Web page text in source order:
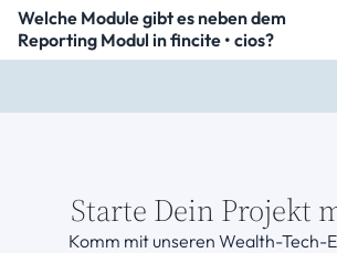
Welche Module gibt es neben dem
Reporting Modul in fincite • cios?
Starte Dein Projekt
Komm mit unseren Wealth-Tech-